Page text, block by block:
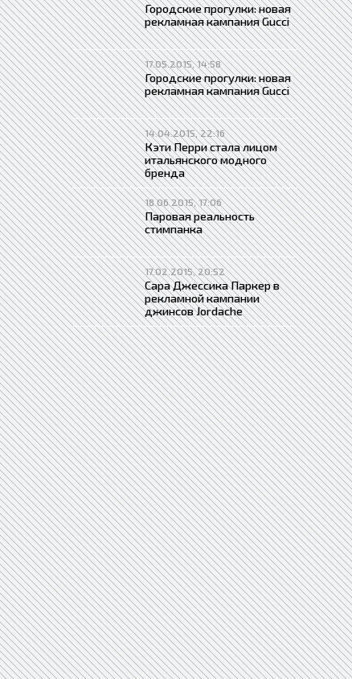
Городские прогулки: новая
рекламная кампания Gucci
17.05.2015, 14:58
Городские прогулки: новая
рекламная кампания Gucci
14.04.2015, 22:16
Кэти Перри стала лицом
итальянского модного
бренда
18.06.2015, 17:06
Паровая реальность
стимпанка
17.02.2015, 20:52
Сара Джессика Паркер в
рекламной кампании
джинсов Jordache